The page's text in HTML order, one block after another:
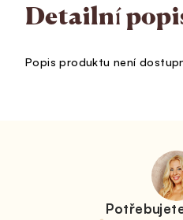
Detailní
Popis produktu není